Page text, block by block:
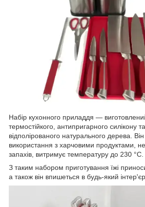
Набір кухонного приладдя —
термостійкого, антипригарного силікону
відполірованого натурального дерева.
використання з харчовими продуктами,
запахів, витримує температуру до 230 °C.
З таким набором приготування їжі
а також він впишеться в будь-який інтер'єр